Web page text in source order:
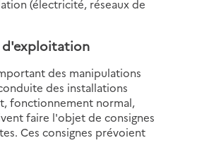
(électricité, réseaux de
d'exploitation
des manipulations
des installations
fonctionnement normal,
faire l'objet de consignes
Ces consignes prévoient